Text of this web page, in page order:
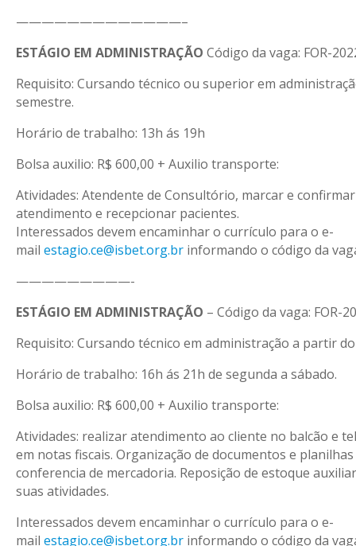
—————————————–
ESTÁGIO EM ADMINISTRAÇÃO Código da vaga: FOR-
Requisito: Cursando técnico ou superior em
semestre.
Horário de trabalho: 13h ás 19h
Bolsa auxilio: R$ 600,00 + Auxilio transporte:
Atividades: Atendente de Consultório, marcar e
atendimento e recepcionar pacientes.
Interessados devem encaminhar o currículo para o e-
mail estagio.ce@isbet.org.br informando o código da
—————————-
ESTÁGIO EM ADMINISTRAÇÃO – Código da vaga: FOR-
Requisito: Cursando técnico em administração a partir
Horário de trabalho: 16h ás 21h de segunda a sábado.
Bolsa auxilio: R$ 600,00 + Auxilio transporte:
Atividades: realizar atendimento ao cliente no balcão e
em notas fiscais. Organização de documentos e planilhas
conferencia de mercadoria. Reposição de estoque
suas atividades.
Interessados devem encaminhar o currículo para o e-
mail estagio.ce@isbet.org.br informando o código da